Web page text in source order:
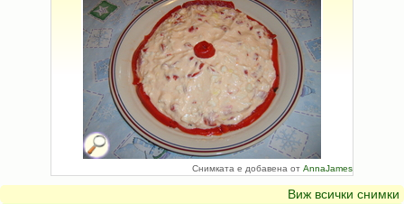
Снимката е добавена от AnnaJames
Виж всички снимки